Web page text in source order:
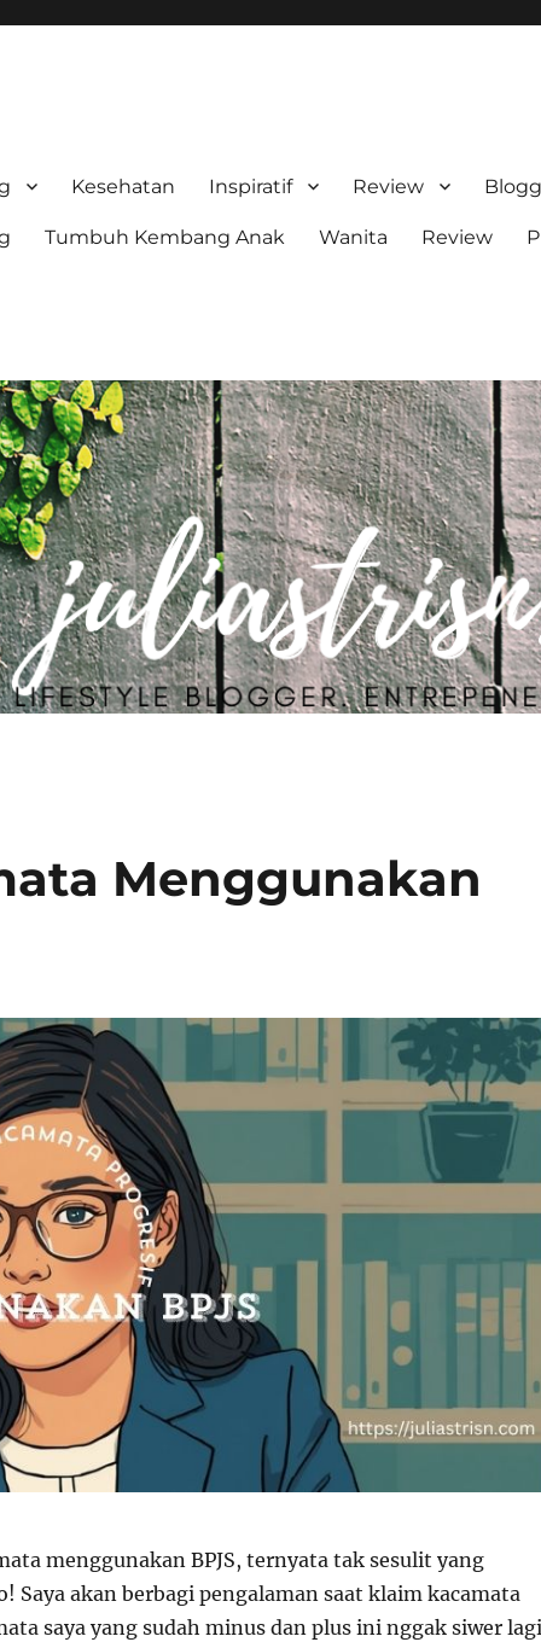
Kesehatan Inspiratif Review
Tumbuh Kembang Anak Wanita Review
Menggunakan
menggunakan BPJS, ternyata tak sesulit yang
Saya akan berbagi pengalaman saat klaim kacamata
saya yang sudah minus dan plus ini nggak siwer